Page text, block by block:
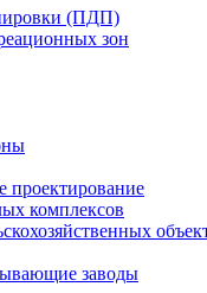
(ПДП)
зон
проектирование
комплексов
заводы